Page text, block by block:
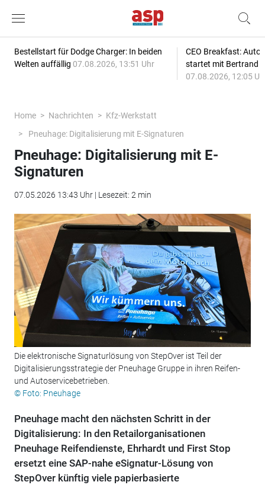
Bestellstart für Dodge Charger: In beiden
Welten auffällig 07.08.2026, 13:51 Uhr
CEO Breakfast:
startet mit Bertrand
07.08.2026, 12:05
Home Nachrichten
Kfz-Werkstatt
Pneuhage: Digitalisierung mit E-Signaturen
Pneuhage: Digitalisierung mit E-
Signaturen
07.05.2026 13:43 Uhr | Lesezeit: 2 min
Die elektronische Signaturlösung von StepOver ist Teil der
Digitalisierungsstrategie der Pneuhage Gruppe in ihren Reifen-
und Autoservicebetrieben.
© Foto: Pneuhage
Pneuhage macht den nächsten Schritt in der
Digitalisierung: In den Retailorganisationen
Pneuhage Reifendienste, Ehrhardt und First Stop
ersetzt eine SAP-nahe eSignatur-Lösung von
StepOver künftig viele papierbasierte